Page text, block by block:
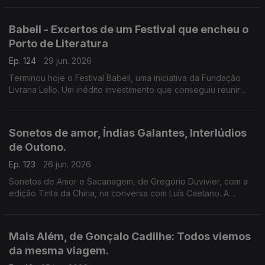
Babell - Excertos de um Festival que encheu o
Porto de Literatura
Ep. 124
29 jun. 2026
Terminou hoje o Festival Babell, uma iniciativa da Fundação
Livraria Lello. Um inédito investimento que conseguiu reunir
Conceição Evaristo, Milton Hatoum e Héctor Abad Faciolince.
Sonetos de amor, Índias Galantes, Interlúdios
de Outono.
Ep. 123
26 jun. 2026
Sonetos de Amor e Sacanagem, de Gregório Duvivier, com a
edição Tinta da China, na conversa com Luís Caetano. A
Mais Além, de Gonçalo Cadilhe: Todos viemos
da mesma viagem.